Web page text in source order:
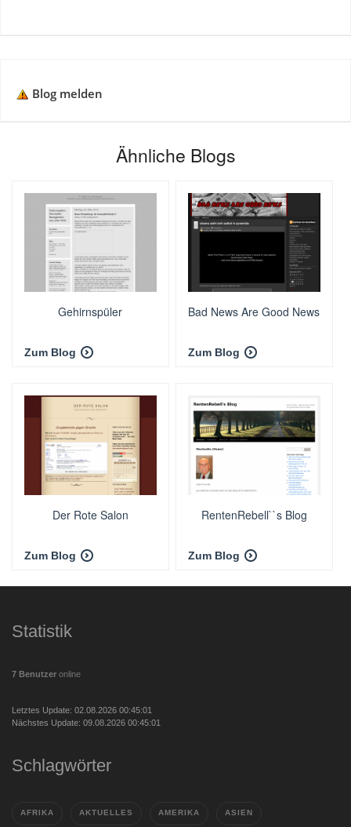
Blog melden
Ähnliche Blogs
Gehirnspüler
Zum Blog
Bad News Are Good News
Zum Blog
Der Rote Salon
Zum Blog
RentenRebell``s Blog
Zum Blog
Statistik
7 Benutzer online
Letztes Update: 02.08.2026 00:45:01
Nächstes Update: 09.08.2026 00:45:01
Schlagwörter
AFRIKA AKTUELLES AMERIKA ASIEN